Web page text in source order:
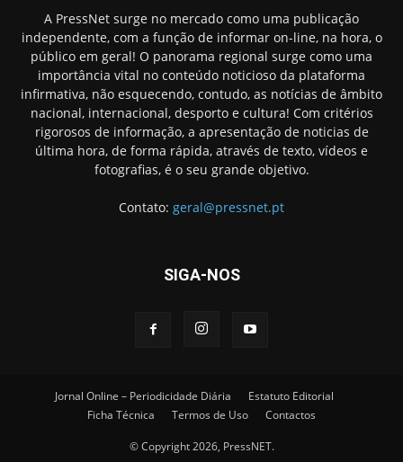
A PressNet surge no mercado como uma publicação
independente, com a função de informar on-line, na hora, o
público em geral! O panorama regional surge como uma
importância vital no conteúdo noticioso da plataforma
infirmativa, não esquecendo, contudo, as notícias de âmbito
nacional, internacional, desporto e cultura! Com critérios
rigorosos de informação, a apresentação de noticias de
última hora, de forma rápida, através de texto, vídeos e
fotografias, é o seu grande objetivo.
Contato: geral@pressnet.pt
SIGA-NOS
Jornal Online – Periodicidade Diária
Estatuto Editorial
Ficha Técnica
Termos de Uso Contactos
© Copyright 2026, PressNET.